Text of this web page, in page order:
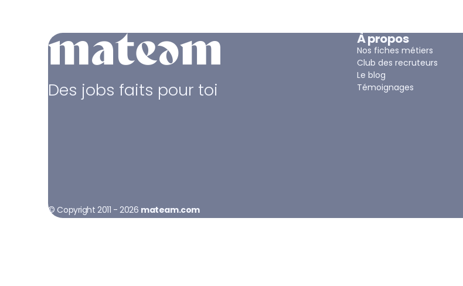
Des jobs faits pour toi
© Copyright 2011 - 2026 mateam.com
À propos
Nos fiches métiers
Club des recruteurs
Le blog
Témoignages